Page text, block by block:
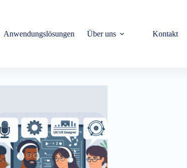
Anwendungslösungen Über uns Kontakt